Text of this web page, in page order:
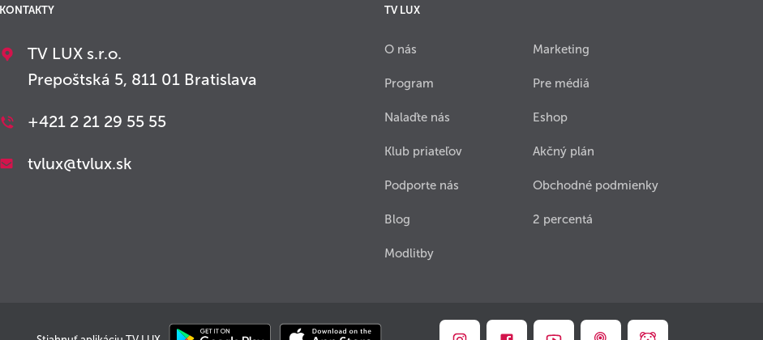
KONTAKTY
TV LUX s.r.o.
Prepoštská 5, 811 01 Bratislava
+421 2 21 29 55 55
tvlux@tvlux.sk
TV LUX
O nás
Program
Nalaďte nás
Klub priateľov
Podporte nás
Blog
Modlitby
Marketing
Pre médiá
Eshop
Akčný plán
Obchodné podmienky
2 percentá